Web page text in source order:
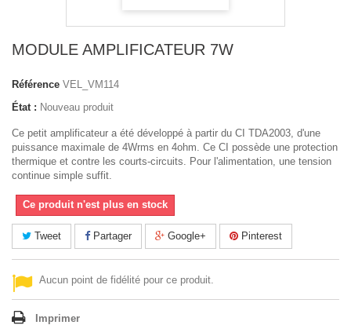
MODULE AMPLIFICATEUR 7W
Référence VEL_VM114
État : Nouveau produit
Ce petit amplificateur a été développé à partir du CI TDA2003, d'une
puissance maximale de 4Wrms en 4ohm. Ce CI possède une protection
thermique et contre les courts-circuits. Pour l'alimentation, une tension
continue simple suffit.
Ce produit n'est plus en stock
Tweet Partager Google+ Pinterest
Aucun point de fidélité pour ce produit.
Imprimer